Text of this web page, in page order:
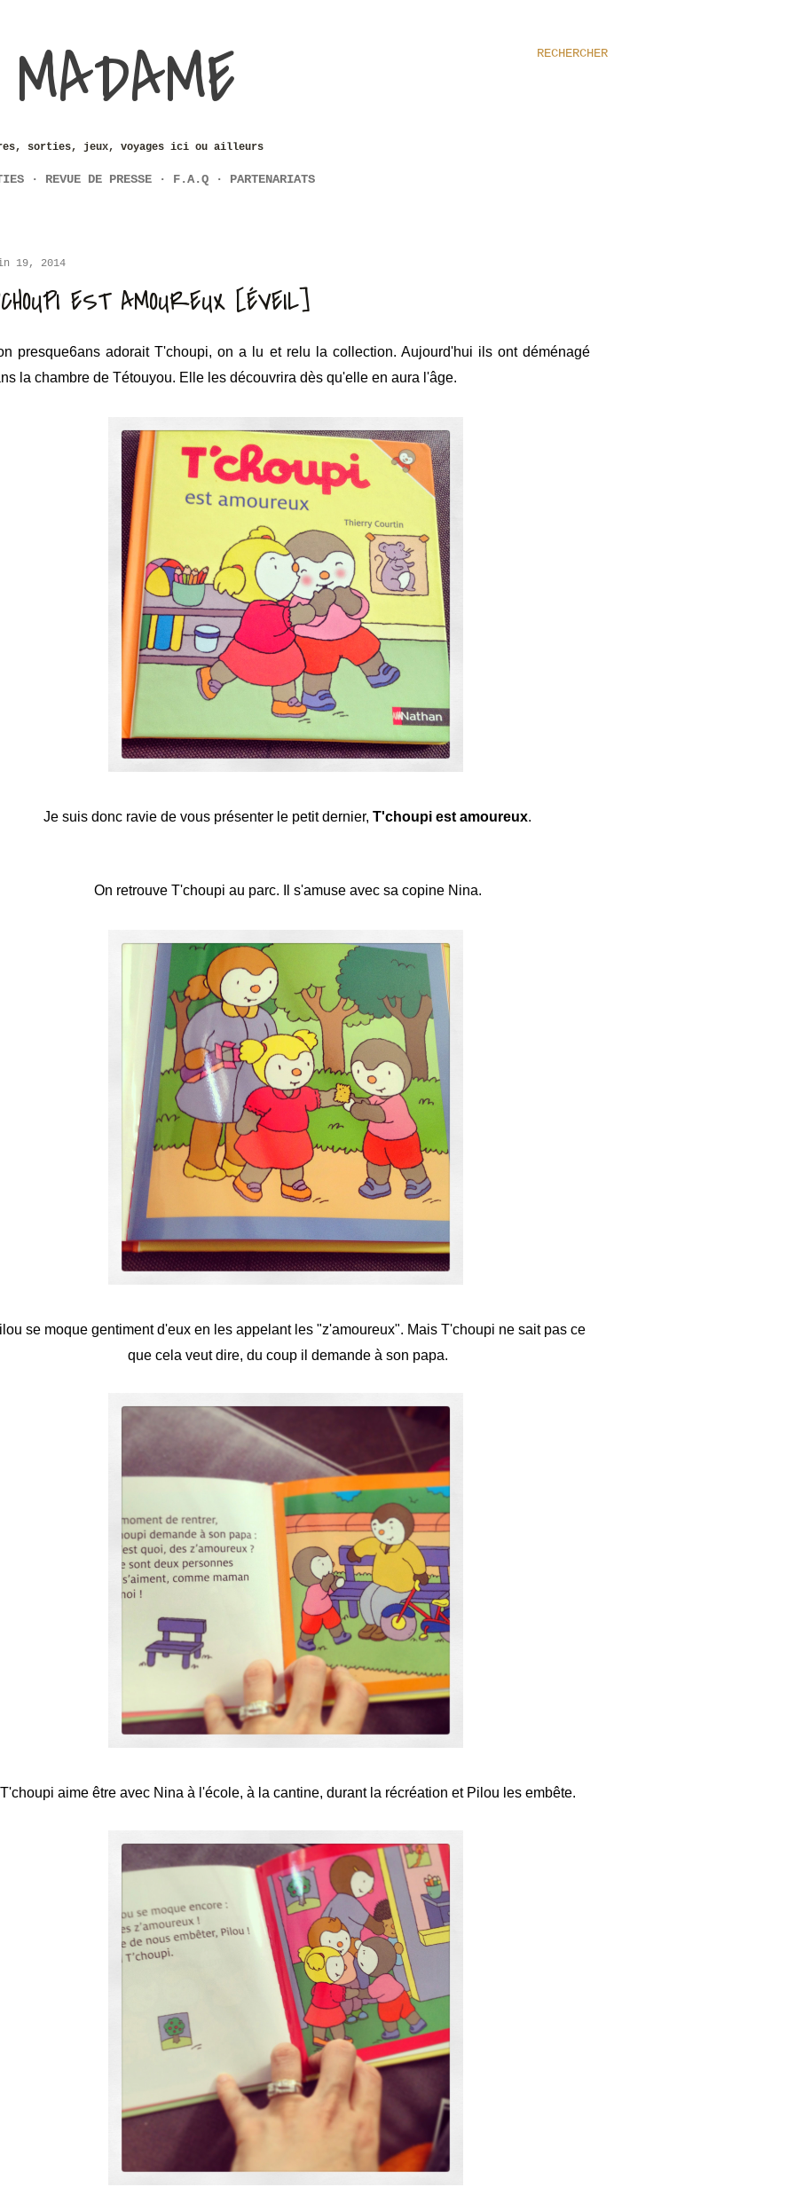
RECHERCHER
sorties, jeux, voyages ici ou ailleurs
REVUE DE PRESSE F.A.Q PARTENARIATS
19, 2014
EST AMOUREUX [ÉVEIL]
presque6ans adorait T'choupi, on a lu et relu la collection. Aujourd'hui ils ont déménagé
la chambre de Tétouyou. Elle les découvrira dès qu'elle en aura l'âge.
Je suis donc ravie de vous présenter le petit dernier, T'choupi est amoureux.
On retrouve T'choupi au parc. Il s'amuse avec sa copine Nina.
se moque gentiment d'eux en les appelant les "z'amoureux". Mais T'choupi ne sait pas ce
que cela veut dire, du coup il demande à son papa.
T'choupi aime être avec Nina à l'école, à la cantine, durant la récréation et Pilou les embête.